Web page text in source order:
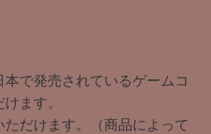
で発売されているゲームコ
ます。
だけます。（商品によって